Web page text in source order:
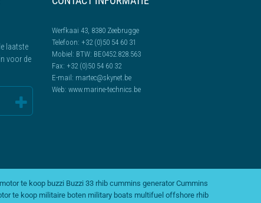
laatste
voor de
Werfkaai 43, 8380 Zeebrugge
Telefoon: +32 (0)50 54 60 31
Mobiel: BTW: BE0452.828.563
Fax: +32 (0)50 54 60 32
E-mail: martec@skynet.be
Web: www.marine-technics.be
te koop buzzi Buzzi 33 rhib cummins generator Cummins
te koop militaire boten military boats multifuel offshore rhib